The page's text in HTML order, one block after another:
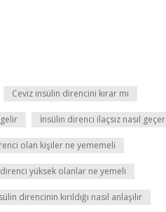
Ceviz insülin direncini kırar mı
İnsülin direnci ilaçsız nasıl geçer
olan kişiler ne yememeli
yüksek olanlar ne yemeli
direncinin kırıldığı nasıl anlaşılır